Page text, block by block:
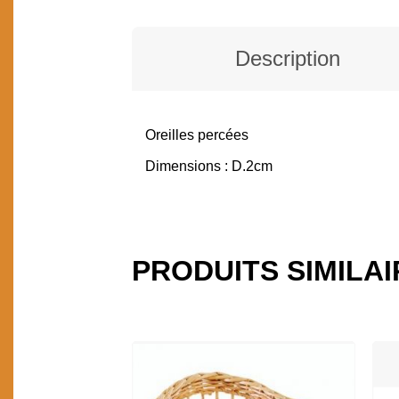
Description
DESCRIPTION
Oreilles percées
Dimensions : D.2cm
PRODUITS